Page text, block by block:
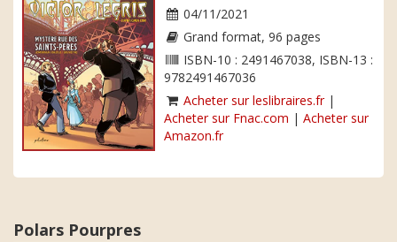
04/11/2021
Grand format, 96 pages
ISBN-10 : 2491467038, ISBN-13 :
9782491467036
Acheter sur leslibraires.fr|
Acheter sur Fnac.com | Acheter sur
Amazon.fr
Polars Pourpres